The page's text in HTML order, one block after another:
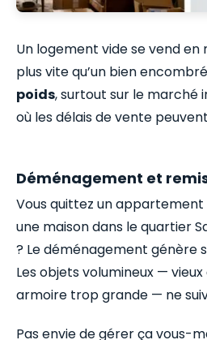
Un logement vide se vend en
plus vite qu’un bien
poids, surtout sur le marché
où les délais de vente
Déménagement et
Vous quittez un
une maison dans le quartier
? Le déménagement génère
Les objets volumineux —
armoire trop grande — ne
Pas envie de gérer ça vous-